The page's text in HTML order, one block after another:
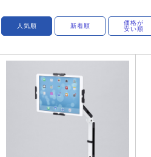
人気順 新着順
価格が
安い順